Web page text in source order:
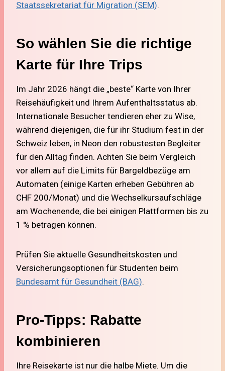
Staatssekretariat für Migration (SEM).
So wählen Sie die richtige
Karte für Ihre Trips
Im Jahr 2026 hängt die „beste“ Karte von Ihrer
Reisehäufigkeit und Ihrem Aufenthaltsstatus ab.
Internationale Besucher tendieren eher zu Wise,
während diejenigen, die für ihr Studium fest in der
Schweiz leben, in Neon den robustesten Begleiter
für den Alltag finden. Achten Sie beim Vergleich
vor allem auf die Limits für Bargeldbezüge am
Automaten (einige Karten erheben Gebühren ab
CHF 200/Monat) und die Wechselkursaufschläge
am Wochenende, die bei einigen Plattformen bis zu
1 % betragen können.
Prüfen Sie aktuelle Gesundheitskosten und
Versicherungsoptionen für Studenten beim
Bundesamt für Gesundheit (BAG).
Pro-Tipps: Rabatte
kombinieren
Ihre Reisekarte ist nur die halbe Miete. Um die